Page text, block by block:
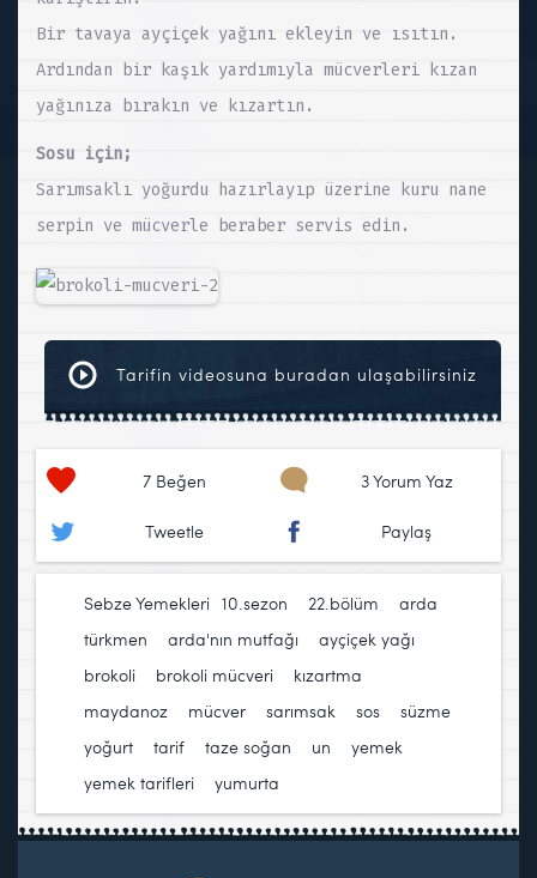
Bir tavaya ayçiçek yağını ekleyin ve ısıtın.
Ardından bir kaşık yardımıyla mücverleri kızan
yağınıza bırakın ve kızartın.
Sosu için;
Sarımsaklı yoğurdu hazırlayıp üzerine kuru nane
serpin ve mücverle beraber servis edin.
Tarifin videosuna buradan ulaşabilirsiniz
7 Beğen 3 Yorum Yaz
Tweetle Paylaş
Sebze Yemekleri 10.sezon 22.bölüm
arda
türkmen
arda'nın mutfağı ayçiçek yağı
brokoli
brokoli mücveri kızartma
maydanoz
mücver sarımsak sos
süzme
yoğurt
tarif taze soğan un yemek
yemek tarifleri
yumurta